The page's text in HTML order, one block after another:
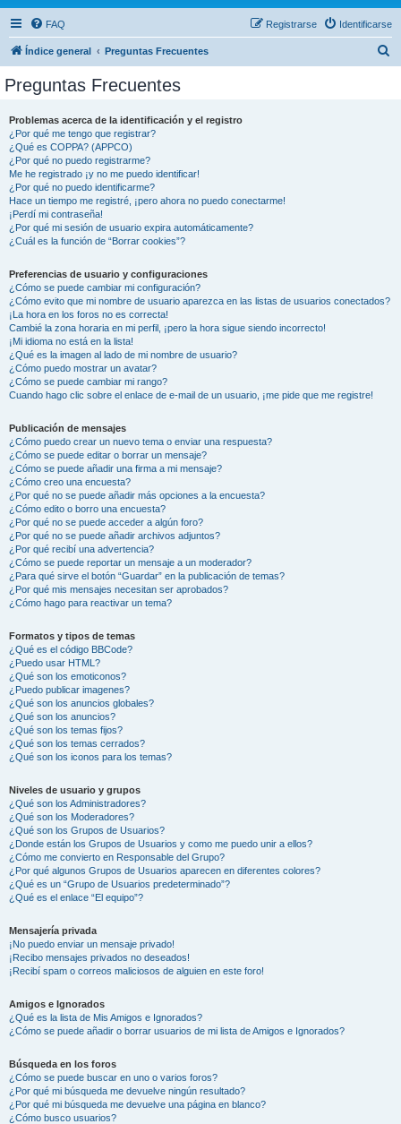
FAQ Identificarse
Registrarse
Índice general Preguntas Frecuentes
Preguntas Frecuentes
Problemas acerca de la identificación y el registro
¿Por qué me tengo que registrar?
¿Qué es COPPA? (APPCO)
¿Por qué no puedo registrarme?
Me he registrado ¡y no me puedo identificar!
¿Por qué no puedo identificarme?
Hace un tiempo me registré, ¡pero ahora no puedo conectarme!
¡Perdí mi contraseña!
¿Por qué mi sesión de usuario expira automáticamente?
¿Cuál es la función de “Borrar cookies”?
Preferencias de usuario y configuraciones
¿Cómo se puede cambiar mi configuración?
¿Cómo evito que mi nombre de usuario aparezca en las listas de usuarios conectados?
¡La hora en los foros no es correcta!
Cambié la zona horaria en mi perfil, ¡pero la hora sigue siendo incorrecto!
¡Mi idioma no está en la lista!
¿Qué es la imagen al lado de mi nombre de usuario?
¿Cómo puedo mostrar un avatar?
¿Cómo se puede cambiar mi rango?
Cuando hago clic sobre el enlace de e-mail de un usuario, ¡me pide que me registre!
Publicación de mensajes
¿Cómo puedo crear un nuevo tema o enviar una respuesta?
¿Cómo se puede editar o borrar un mensaje?
¿Cómo se puede añadir una firma a mi mensaje?
¿Cómo creo una encuesta?
¿Por qué no se puede añadir más opciones a la encuesta?
¿Cómo edito o borro una encuesta?
¿Por qué no se puede acceder a algún foro?
¿Por qué no se puede añadir archivos adjuntos?
¿Por qué recibí una advertencia?
¿Cómo se puede reportar un mensaje a un moderador?
¿Para qué sirve el botón “Guardar” en la publicación de temas?
¿Por qué mis mensajes necesitan ser aprobados?
¿Cómo hago para reactivar un tema?
Formatos y tipos de temas
¿Qué es el código BBCode?
¿Puedo usar HTML?
¿Qué son los emoticonos?
¿Puedo publicar imagenes?
¿Qué son los anuncios globales?
¿Qué son los anuncios?
¿Qué son los temas fijos?
¿Qué son los temas cerrados?
¿Qué son los iconos para los temas?
Niveles de usuario y grupos
¿Qué son los Administradores?
¿Qué son los Moderadores?
¿Qué son los Grupos de Usuarios?
¿Donde están los Grupos de Usuarios y como me puedo unir a ellos?
¿Cómo me convierto en Responsable del Grupo?
¿Por qué algunos Grupos de Usuarios aparecen en diferentes colores?
¿Qué es un “Grupo de Usuarios predeterminado”?
¿Qué es el enlace “El equipo”?
Mensajería privada
¡No puedo enviar un mensaje privado!
¡Recibo mensajes privados no deseados!
¡Recibí spam o correos maliciosos de alguien en este foro!
Amigos e Ignorados
¿Qué es la lista de Mis Amigos e Ignorados?
¿Cómo se puede añadir o borrar usuarios de mi lista de Amigos e Ignorados?
Búsqueda en los foros
¿Cómo se puede buscar en uno o varios foros?
¿Por qué mi búsqueda me devuelve ningún resultado?
¿Por qué mi búsqueda me devuelve una página en blanco?
¿Cómo busco usuarios?